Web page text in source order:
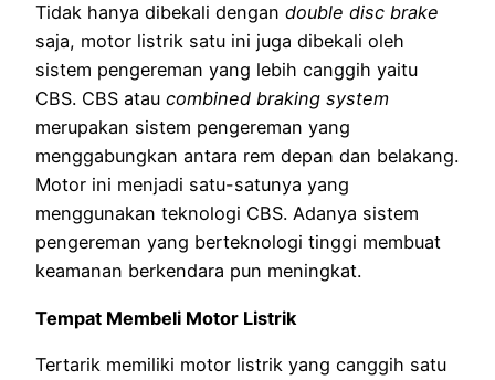
Tidak hanya dibekali dengan double disc brake
saja, motor listrik satu ini juga dibekali oleh
sistem pengereman yang lebih canggih yaitu
CBS. CBS atau combined braking system
merupakan sistem pengereman yang
menggabungkan antara rem depan dan belakang.
Motor ini menjadi satu-satunya yang
menggunakan teknologi CBS. Adanya sistem
pengereman yang berteknologi tinggi membuat
keamanan berkendara pun meningkat.
Tempat Membeli Motor Listrik
Tertarik memiliki motor listrik yang canggih satu